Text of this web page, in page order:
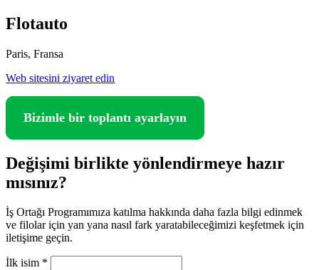
Flotauto
Paris, Fransa
Web sitesini ziyaret edin
Bizimle bir toplantı ayarlayın
Değişimi birlikte yönlendirmeye hazır
mısınız?
İş Ortağı Programımıza katılma hakkında daha fazla bilgi edinmek
ve filolar için yan yana nasıl fark yaratabileceğimizi keşfetmek için
iletişime geçin.
İlk isim *